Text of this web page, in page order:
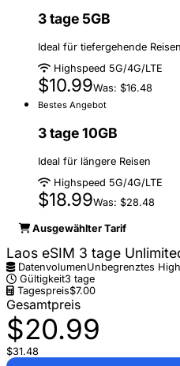
3 tage 5GB
Ideal für tiefergehende Reisen
Highspeed 5G/4G/LTE
$10.99Was: $16.48
Bestes Angebot
3 tage 10GB
Ideal für längere Reisen
Highspeed 5G/4G/LTE
$18.99Was: $28.48
Ausgewählter Tarif
Laos eSIM 3 tage
DatenvolumenUnbegrenztes
Gültigkeit3 tage
Tagespreis$7.00
Gesamtpreis
$20.99
$31.48